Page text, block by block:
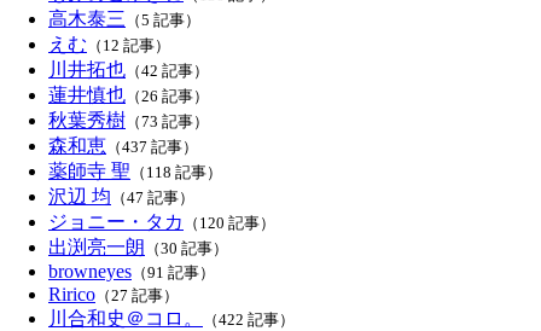
高木泰三 （5 記事）
えむ （12 記事）
川井拓也 （42 記事）
蓮井慎也 （26 記事）
秋葉秀樹 （73 記事）
森和恵 （437 記事）
薬師寺 聖 （118 記事）
沢辺 均 （47 記事）
ジョニー・タカ （120 記事）
出渕亮一朗 （30 記事）
browneyes （91 記事）
Ririco （27 記事）
川合和史＠コロ。 （422 記事）